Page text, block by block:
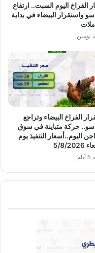
الفراخ اليوم السبت.. ارتفاع
واستقرار البيضاء في بداية
يومين
الفراخ البيضاء وتراجع
حركة متباينة في سوق
اليوم..أسعار التنفيذ يوم
8/2026